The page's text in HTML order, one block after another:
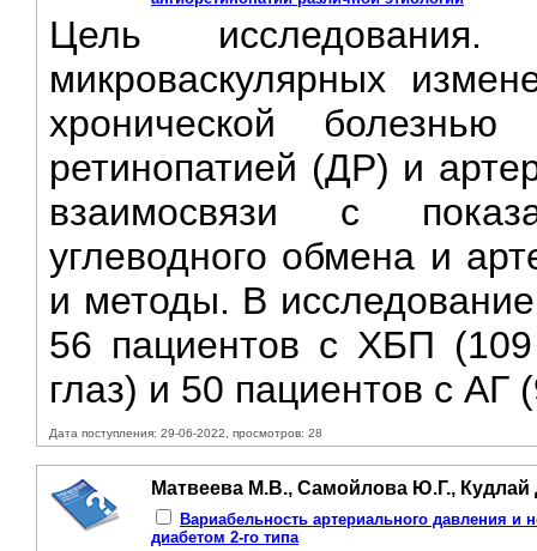
Цель
микроваскулярных
хронической
ретинопатией (ДР) и
взаимосвязи с
углеводного обмена и
и методы. В
56 пациентов с ХБП
глаз) и 50 пациентов с
Дата поступления: 29-06-2022, просмотров: 28
Матвеева М.В., Самойлова Ю.Г., Кудлай
Вариабельность артериального давления
диабетом 2-го типа